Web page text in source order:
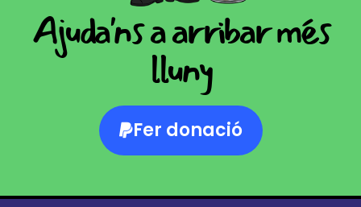
Ajuda'ns a arribar més
lluny
Fer donació